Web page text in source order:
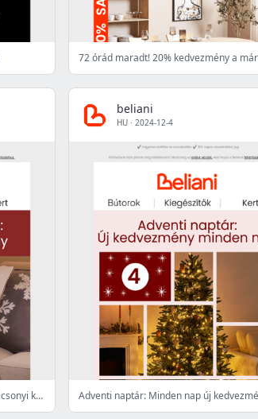
Vásárolj akár 57% kedvezménnyel karácsonyi kollekciónkból 🎄🎁
beliani
HU · 2024-12-4